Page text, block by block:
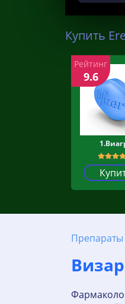
Купить
Рейтинг
9.6
Препараты